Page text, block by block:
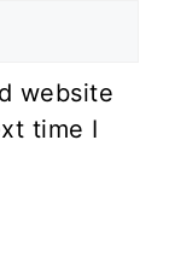
website
time I